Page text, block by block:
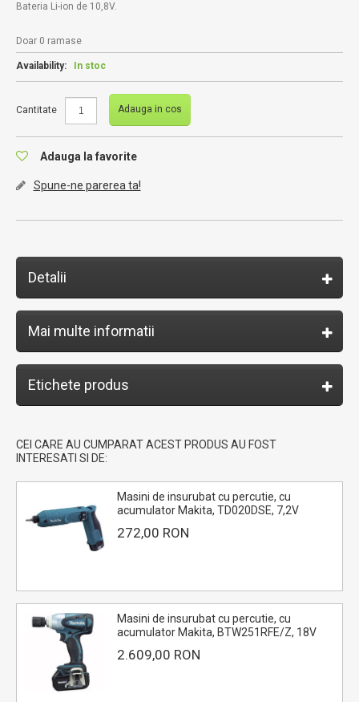
Bateria Li-ion de 10,8V.
Doar 0 ramase
Availability: In stoc
Cantitate Adauga in cos
Adauga la favorite
Spune-ne parerea ta!
Detalii
Mai multe informatii
Etichete produs
CEI CARE AU CUMPARAT ACEST PRODUS AU FOST
INTERESATI SI DE:
Masini de insurubat cu percutie, cu
acumulator Makita, TD020DSE, 7,2V
272,00 RON
Masini de insurubat cu percutie, cu
acumulator Makita, BTW251RFE/Z, 18V
2.609,00 RON